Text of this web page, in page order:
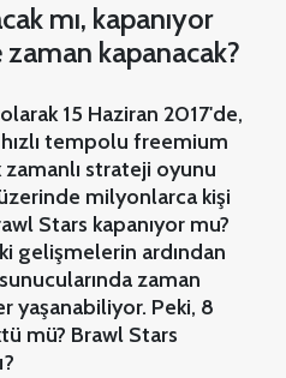
mı, kapanıyor
zaman kapanacak?
15 Haziran 2017'de,
hızlı tempolu freemium
strateji oyunu
milyonlarca kişi
Stars kapanıyor mu?
gelişmelerin ardından
zaman
yaşanabiliyor. Peki, 8
mü? Brawl Stars